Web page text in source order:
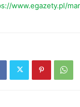
www.egazety.pl/